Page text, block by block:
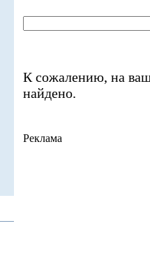
К сожалению, на
найдено.
Реклама